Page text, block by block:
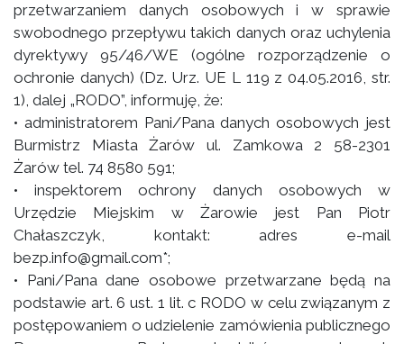
przetwarzaniem danych osobowych i w sprawie
swobodnego przepływu takich danych oraz uchylenia
dyrektywy 95/46/WE (ogólne rozporządzenie o
ochronie danych) (Dz. Urz. UE L 119 z 04.05.2016, str.
1), dalej „RODO”, informuję, że:
• administratorem Pani/Pana danych osobowych jest
Burmistrz Miasta Żarów ul. Zamkowa 2 58-2301
Żarów tel. 74 8580 591;
• inspektorem ochrony danych osobowych w
Urzędzie Miejskim w Żarowie jest Pan Piotr
Chałaszczyk, kontakt: adres e-mail
bezp.info@gmail.com*;
• Pani/Pana dane osobowe przetwarzane będą na
podstawie art. 6 ust. 1 lit. c RODO w celu związanym z
postępowaniem o udzielenie zamówienia publicznego